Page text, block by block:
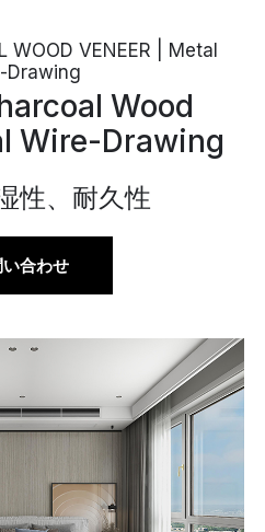
WOOD VENEER | Metal
Drawing
Wood
Wire-Drawing
性、耐久性
い合わせ